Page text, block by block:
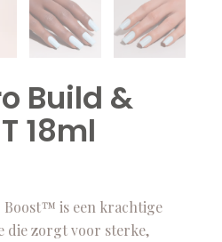
Build &
18ml
is een krachtige
die zorgt voor sterke,